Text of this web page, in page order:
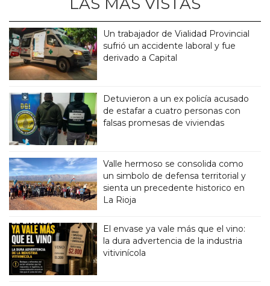
Un trabajador de Vialidad Provincial
sufrió un accidente laboral y fue
derivado a Capital
Detuvieron a un ex policía acusado
de estafar a cuatro personas con
falsas promesas de viviendas
Valle hermoso se consolida como
un simbolo de defensa territorial y
sienta un precedente historico en
La Rioja
El envase ya vale más que el vino:
la dura advertencia de la industria
vitivinícola